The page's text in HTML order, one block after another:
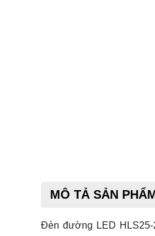
MÔ TẢ SẢN
Đèn đường LED HLS25-